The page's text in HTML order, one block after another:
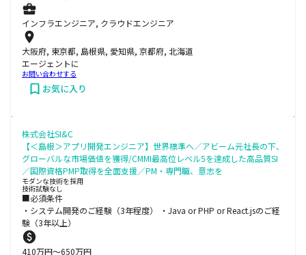
インフラエンジニア, クラウドエンジニア
大阪府, 東京都, 島根県, 愛知県, 京都府, 北海道
エージェントに
お問い合わせする
お気に入り
株式会社SI&C
【＜島根＞アプリ開発エンジニア】世界標準へ／アビーム元社長の下、
グローバルな市場価値を獲得/CMMI最高位レベル5を達成した高品質SI
／国際資格PMP取得を全面支援／PM・専門職、意志を
モダンな技術を採用
技術試験なし
■必須条件
・システム開発のご経験（3年程度） ・Java or PHP or React.jsのご経
験（3年以上）
410万円〜650万円